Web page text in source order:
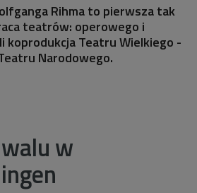
Rihma to pierwsza tak
teatrów: operowego i
koprodukcja Teatru Wielkiego -
Narodowego.
w